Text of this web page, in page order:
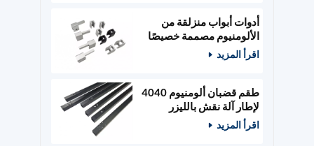
أدوات أبواب منزلقة من
الألومنيوم مصممة خصيصًا
ومثبتات زجاجية
اقرأ المزيد
طقم قضبان ألومنيوم 4040
لإطار آلة نقش بالليزر
400x400 مم
اقرأ المزيد